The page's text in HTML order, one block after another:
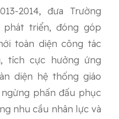
2014, đưa Trường
phát triển, đóng góp
toàn diện công tác
tích cực hưởng ứng
diện hệ thống giáo
phấn đấu phục
nhu cầu nhân lực và